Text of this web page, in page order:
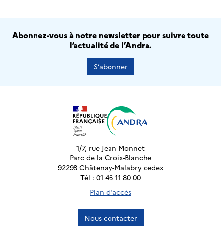
Abonnez-vous à notre newsletter pour suivre toute
l’actualité de l’Andra.
S’abonner
1/7, rue Jean Monnet
Parc de la Croix-Blanche
92298 Châtenay-Malabry cedex
Tél : 01 46 11 80 00
Plan d'accès
Nous contacter